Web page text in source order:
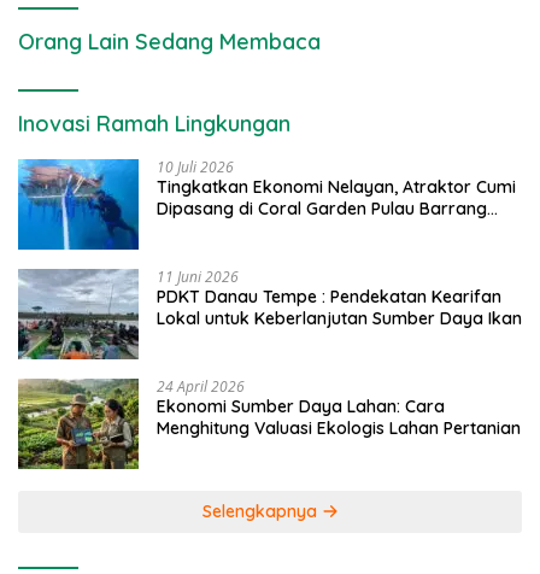
Orang Lain Sedang Membaca
Inovasi Ramah Lingkungan
10 Juli 2026
Tingkatkan Ekonomi Nelayan, Atraktor Cumi
Dipasang di Coral Garden Pulau Barrang
11 Juni 2026
PDKT Danau Tempe : Pendekatan Kearifan
Lokal untuk Keberlanjutan Sumber Daya Ikan
24 April 2026
Ekonomi Sumber Daya Lahan: Cara
Menghitung Valuasi Ekologis Lahan Pertanian
Selengkapnya